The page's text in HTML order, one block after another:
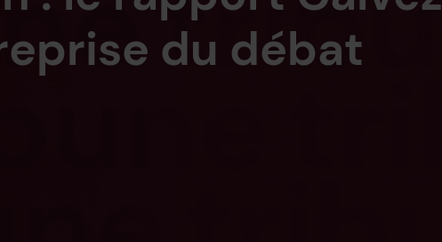
du débat
sociaux
l'oreille